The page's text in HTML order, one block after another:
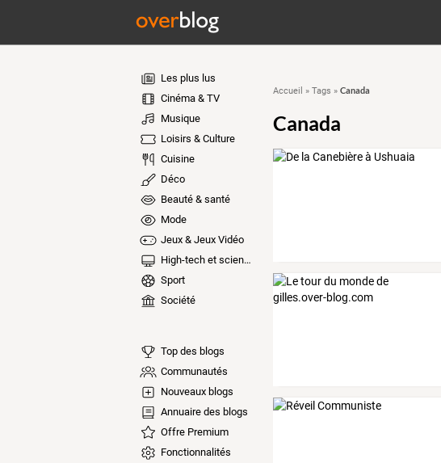
Les plus lus
Cinéma & TV
Musique
Loisirs & Culture
Cuisine
Déco
Beauté & santé
Mode
Jeux & Jeux Vidéo
High-tech et sciences
Sport
Société
Top des blogs
Communautés
Nouveaux blogs
Annuaire des blogs
Offre Premium
Fonctionnalités
Accueil » Tags » Canada
Canada